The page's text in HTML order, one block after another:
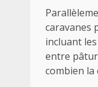
caravanes
incluant
entre
combien